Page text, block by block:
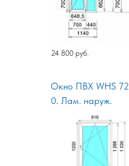
Окно ПВХ WHS 72
0. Лам. наруж.
24 800 руб.